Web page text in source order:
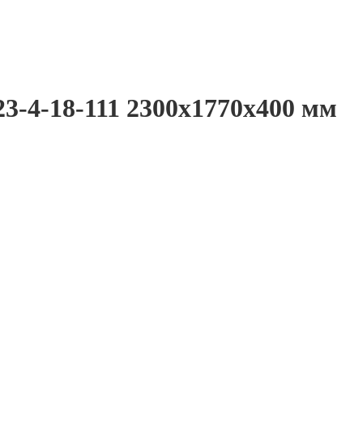
18-111 2300x1770x400 мм